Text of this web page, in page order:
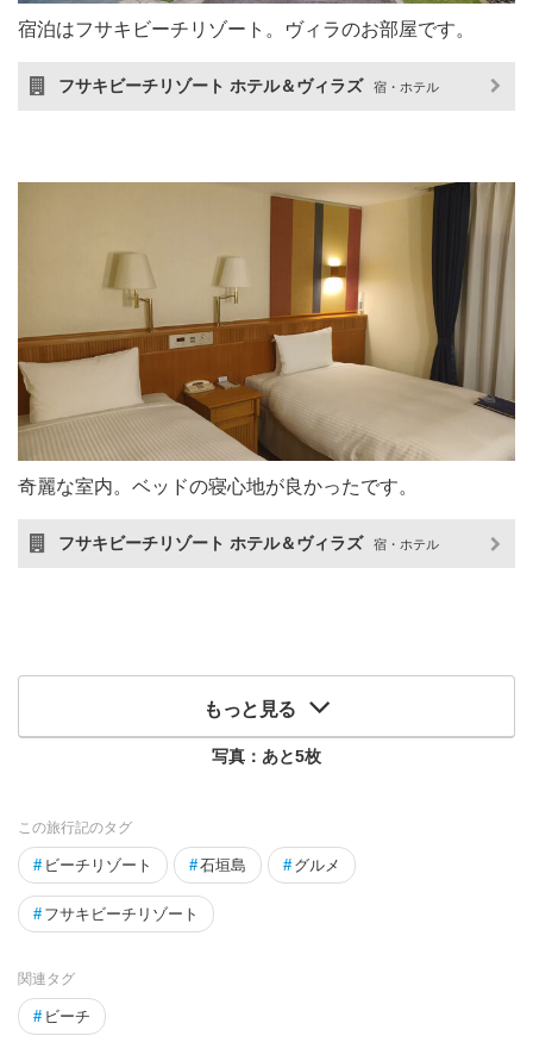
宿泊はフサキビーチリゾート。ヴィラのお部屋です。
フサキビーチリゾート ホテル＆ヴィラズ 宿・ホテル
奇麗な室内。ベッドの寝心地が良かったです。
フサキビーチリゾート ホテル＆ヴィラズ 宿・ホテル
もっと見る
写真：あと5枚
この旅行記のタグ
# ビーチリゾート #石垣島 # グルメ
# フサキビーチリゾート
関連タグ
# ビーチ